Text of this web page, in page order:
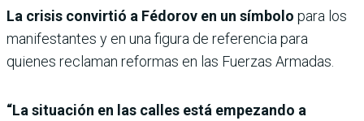
La crisis convirtió a Fédorov en un símbolo para los
manifestantes y en una figura de referencia para
quienes reclaman reformas en las Fuerzas Armadas.
“La situación en las calles está empezando a